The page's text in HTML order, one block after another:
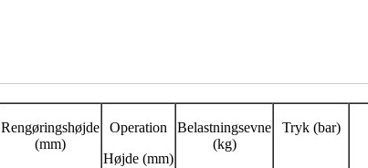
Rengøringshøjde
(mm)
Operation
Højde (mm)
Belastningsevne
(kg)
Tryk (bar)